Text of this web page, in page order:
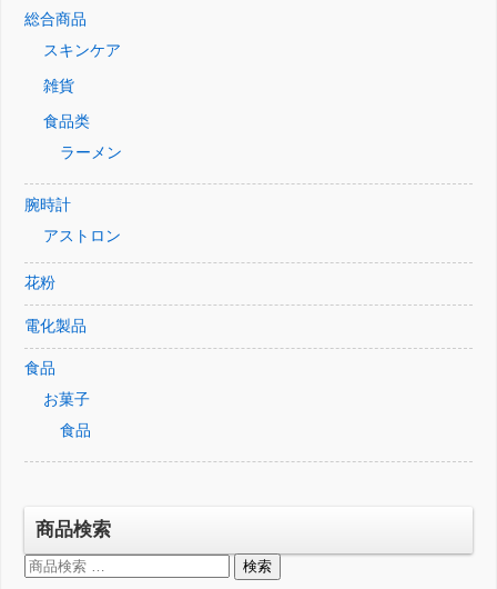
総合商品
スキンケア
雑貨
食品类
ラーメン
腕時計
アストロン
花粉
電化製品
食品
お菓子
食品
商品検索
検
検索